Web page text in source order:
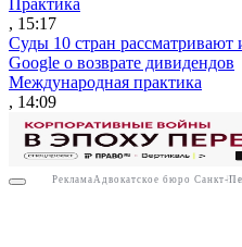
, 15:17
Суды 10 стран рассматривают
Google о возврате дивидендов
Международная практика
, 14:09
Реклама Адвокатское бюро Санкт-